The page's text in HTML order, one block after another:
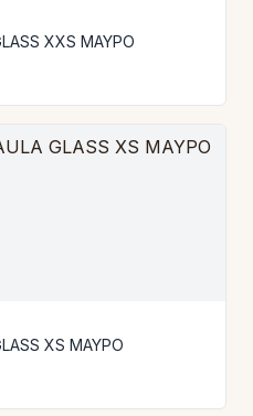
XXS ΜΑΥΡΟ
XS ΜΑΥΡΟ